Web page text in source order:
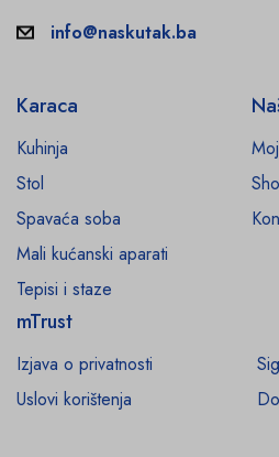
info@naskutak.ba
Karaca
Kuhinja
Stol
Spavaća soba
Mali kućanski aparati
Tepisi i staze
mTrust
Izjava o privatnosti
Uslovi korištenja